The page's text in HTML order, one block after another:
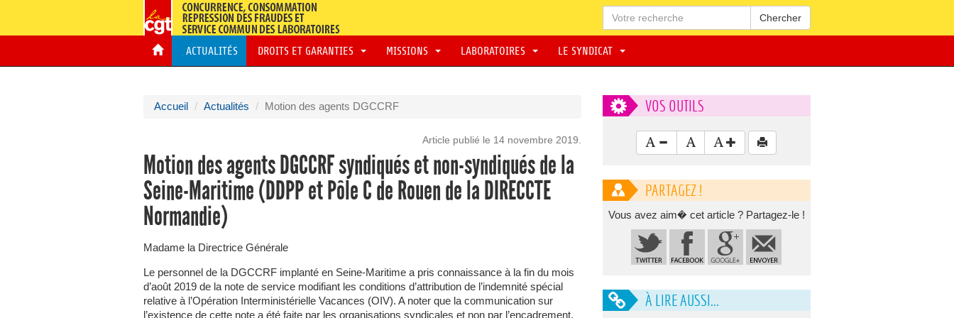
Chercher
ACTUALITÉS DROITS ET GARANTIES MISSIONS LABORATOIRES LE SYNDICAT
Accueil Actualités Motion des agents DGCCRF
Article publié le 14 novembre 2019.
Motion des agents DGCCRF syndiqués et non-syndiqués de la
Seine-Maritime (DDPP et Pôle C de Rouen de la DIRECCTE
Normandie)
Madame la Directrice Générale
Le personnel de la DGCCRF implanté en Seine-Maritime a pris connaissance à la fin du mois
d’août 2019 de la note de service modifiant les conditions d’attribution de l’indemnité spécial
relative à l’Opération Interministérielle Vacances (OIV). A noter que la communication sur
l’existence de cette note a été faite par les organisations syndicales et non par l’encadrement.
VOS OUTILS
PARTAGEZ !
Vous avez aim� cet article ? Partagez-le !
À LIRE AUSSI...